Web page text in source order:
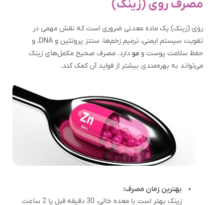
مصرف روی (زینک)
روی (زینک) یک ماده معدنی ضروری است که نقش مهمی در
تقویت سیستم ایمنی، ترمیم زخم‌ها، سنتز پروتئین و DNA، و
حفظ سلامت پوست و مو دارد. مصرف صحیح مکمل‌های زینک
می‌تواند به بهره‌مندی بیشتر از فواید آن کمک کند.
بهترین زمان مصرف:
زینک بهتر است با معده خالی، 30 دقیقه قبل یا 2 ساعت